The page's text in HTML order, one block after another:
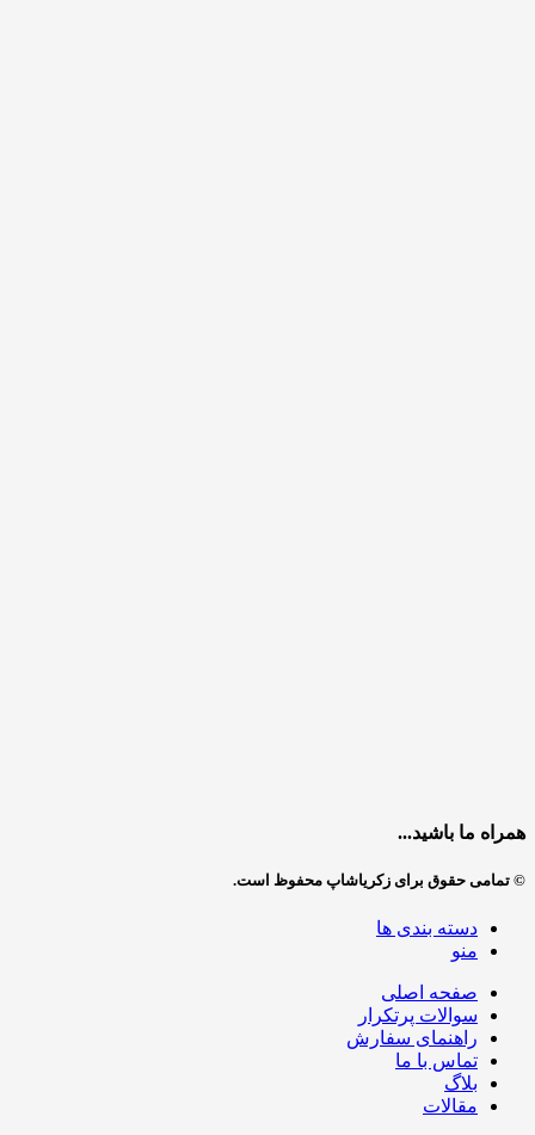
همراه ما باشید...
© تمامی حقوق برای زکریاشاپ محفوظ است.
دسته بندی ها
منو
صفحه اصلی
سوالات پرتکرار
راهنمای سفارش
تماس با ما
بلاگ
مقالات